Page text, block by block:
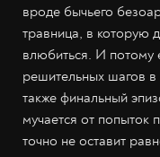
вроде бычьего
травница, в которую
влюбиться. И потому
решительных шагов
также финальный
мучается от попыток
точно не оставит